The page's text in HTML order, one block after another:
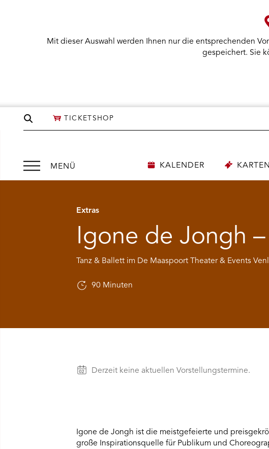
Seite
TICKETSHOP
Mit dieser Auswahl werden Ihnen nur die entsprechenden
gespeichert. Sie
MENÜ
Menü
öffnen
KARTENKAUF ÖFFNEN
SPIELPLAN ÖFFNEN
KALENDER
Extras
Igone de Jongh
Tanz & Ballett im De Maaspoort Theater & Events
90 Minuten
Vorstellungen
Derzeit keine aktuellen Vorstellungstermine.
Igone de Jongh ist die meistgefeierte und
große Inspirationsquelle für Publikum und